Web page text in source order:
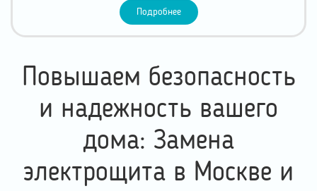
Подробнее
Повышаем безопасность
и надежность вашего
дома: Замена
электрощита в Москве и